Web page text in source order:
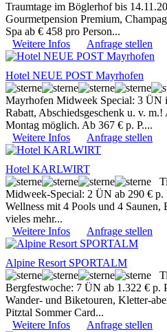
Traumtage im Böglerhof bis
Gourmetpension Premium,
Spa ab € 458 pro Person...
Weitere Infos
Anfrage stellen
Hotel NEUE POST Mayrhofen
Mayrhofen Midweek Special: 3 ÜN
Rabatt, Abschiedsgeschenk u. v. m.!
Montag möglich. Ab 367 € p. P....
Weitere Infos
Anfrage stellen
Hotel KARLWIRT
Midweek-Special: 2 ÜN ab 290 €
Wellness mit 4 Pools und 4 Saunen,
vieles mehr...
Weitere Infos
Anfrage stellen
Alpine Resort SPORTALM
Bergfestwoche: 7 ÜN ab 1.322 € p.
Wander- und Biketouren, Kletter-
Pitztal Sommer Card...
Weitere Infos
Anfrage stellen